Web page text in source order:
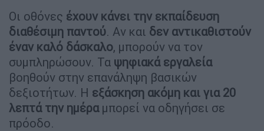
Οι οθόνες έχουν κάνει την εκπαίδευση
διαθέσιμη παντού. Αν και δεν αντικαθιστούν
έναν καλό δάσκαλο, μπορούν να τον
συμπληρώσουν. Τα ψηφιακά εργαλεία
βοηθούν στην επανάληψη βασικών
δεξιοτήτων. Η εξάσκηση ακόμη και για 20
λεπτά την ημέραμπορεί να οδηγήσει σε
πρόοδο.